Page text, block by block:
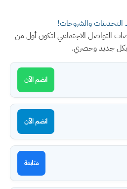
التحديثات والشروحات!
التواصل الاجتماعي لتكون أول من
جديد وحصري.
انضم الآن
انضم الآن
متابعة